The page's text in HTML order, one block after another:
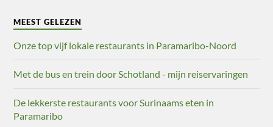
MEEST GELEZEN
Onze top vijf lokale restaurants in Paramaribo-Noord
Met de bus en trein door Schotland - mijn reiservaringen
De lekkerste restaurants voor Surinaams eten in
Paramaribo